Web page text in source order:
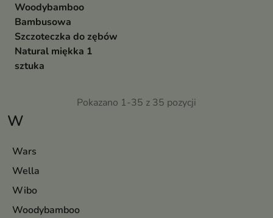
W
Wars
Wella
Wibo
Woodybamboo
Woodybamboo
Bambusowa
Szczoteczka do zębów
Natural miękka 1
sztuka
Pokazano 1-35 z 35 pozycji